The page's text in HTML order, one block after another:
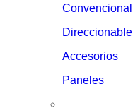
Convencional
Direccionable
Accesorios
Paneles